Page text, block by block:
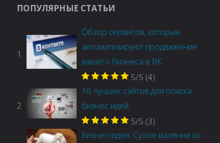
ПОПУЛЯРНЫЕ СТАТЬИ
1
Обзор сервисов, которые
автоматизируют продвижение
вашего бизнеса в ВК
5/5 (4)
2
16 лучших сайтов для поиска
бизнес идей
5/5 (3)
Бизнес-идея: Сухое валяние из